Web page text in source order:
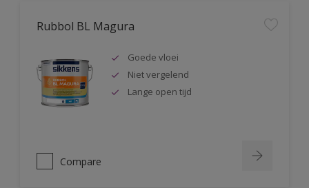
Rubbol BL Magura
Goede vloei
Niet vergelend
Lange open tijd
Compare